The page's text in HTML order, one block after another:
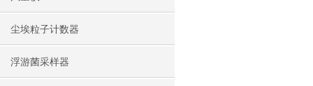
尘埃粒子计数器
浮游菌采样器